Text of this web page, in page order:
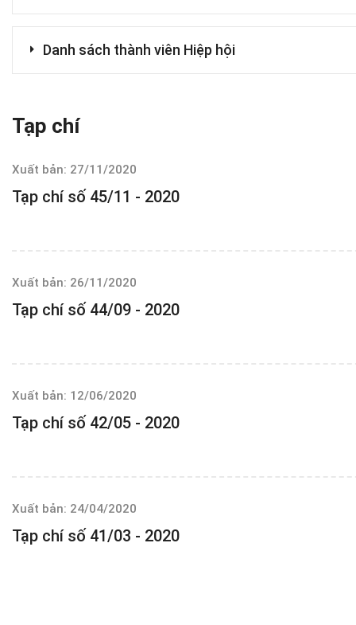
Danh sách thành viên Hiệp hội
Tạp chí
Xuất bản: 27/11/2020
Tạp chí số 45/11 - 2020
Xuất bản: 26/11/2020
Tạp chí số 44/09 - 2020
Xuất bản: 12/06/2020
Tạp chí số 42/05 - 2020
Xuất bản: 24/04/2020
Tạp chí số 41/03 - 2020